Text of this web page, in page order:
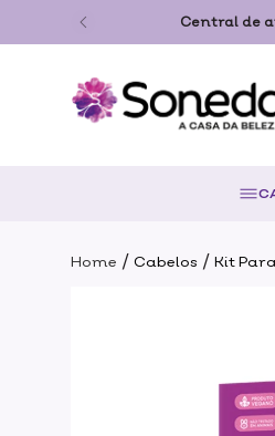
Central de
Home / Cabelos / Kit